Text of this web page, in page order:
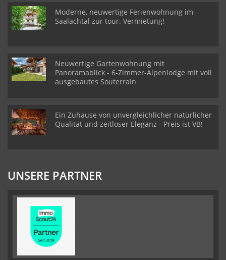
Moderne, neuwertige Ferienwohnung im
Saalachtal zur tour. Vermietung!
Neuwertige Gartenwohnung mit
Panoramablick - 6-Zimmer-Alpenlodge mit voll
ausgebautes Souterrain
Ein Zuhause von unvergleichlicher natürlicher
Qualität und zeitloser Eleganz - Preis ist VB!
UNSERE PARTNER